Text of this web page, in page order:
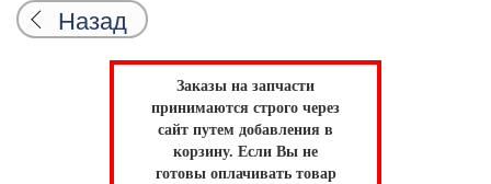
Назад
Заказы на запчасти
принимаются строго через
сайт путем добавления в
корзину. Если Вы не
готовы оплачивать товар